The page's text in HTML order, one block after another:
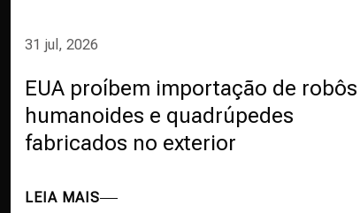
31 jul, 2026
EUA proíbem importação de robôs
humanoides e quadrúpedes
fabricados no exterior
LEIA MAIS